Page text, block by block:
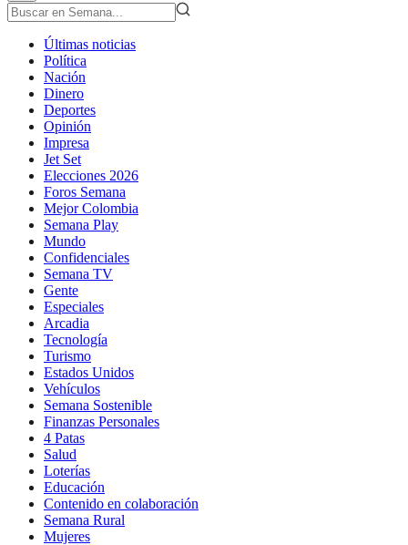
Últimas noticias
Política
Nación
Dinero
Deportes
Opinión
Impresa
Jet Set
Elecciones 2026
Foros Semana
Mejor Colombia
Semana Play
Mundo
Confidenciales
Semana TV
Gente
Especiales
Arcadia
Tecnología
Turismo
Estados Unidos
Vehículos
Semana Sostenible
Finanzas Personales
4 Patas
Salud
Loterías
Educación
Contenido en colaboración
Semana Rural
Mujeres